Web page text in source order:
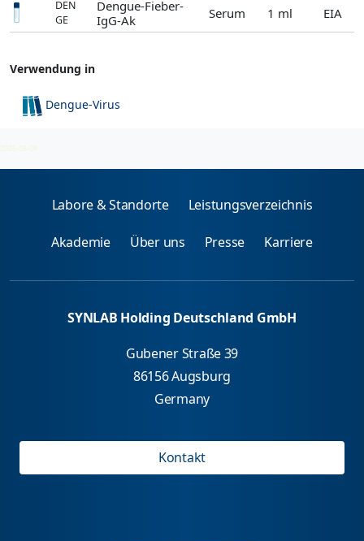
DEN
GE
Dengue-Fieber-
IgG-Ak
Serum 1 ml EIA
Verwendung in
Dengue-Virus
2026-08-09
Labore & Standorte Leistungsverzeichnis
Akademie Über uns Presse Karriere
SYNLAB Holding Deutschland GmbH
Gubener Straße 39
86156 Augsburg
Germany
Kontakt